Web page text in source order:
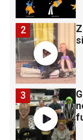
2
3